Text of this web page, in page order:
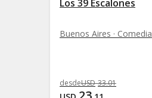
Los 39 Escalones
Buenos Aires · Comedia
desdeUSD 33.01